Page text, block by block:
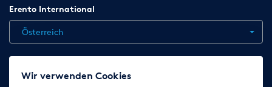
Erento International
Österreich
Jobs Kontakt News
Wir verwenden Cookies